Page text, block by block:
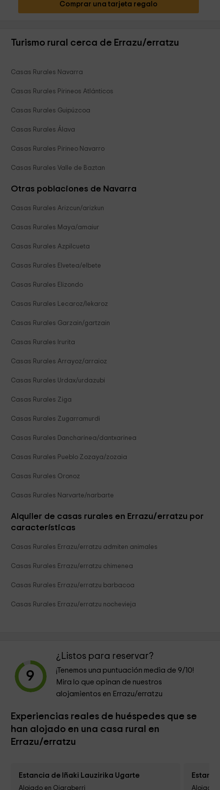
Comprar una tarjeta regalo
Turismo rural cerca de Errazu/erratzu
Casas Rurales Navarra
Casas Rurales Pirineos Atlánticos
Casas Rurales Guipúzcoa
Casas Rurales Álava
Casas Rurales Pirineo Navarro
Casas Rurales Valle de Baztan
Otras poblaciones de Navarra
Casas Rurales Arizcun/arizkun
Casas Rurales Maya/amaiur
Casas Rurales Azpilcueta
Casas Rurales Elvetea/elbete
Casas Rurales Elizondo
Casas Rurales Lecaroz/lekaroz
Casas Rurales Garzain/gartzain
Casas Rurales Irurita
Casas Rurales Arrayoz/arraioz
Casas Rurales Urdax/urdazubi
Casas Rurales Ziga
Casas Rurales Zugarramurdi
Casas Rurales Dancharinea/dantxarinea
Casas Rurales Pueblo Zozaya/zozaia
Casas Rurales Oronoz
Casas Rurales Narvarte/narbarte
Alquiler de casas rurales en Errazu/erratzu por
características
Casas Rurales Errazu/erratzu admiten animales
Casas Rurales Errazu/erratzu chimenea
Casas Rurales Errazu/erratzu barbacoa
Casas Rurales Errazu/erratzu nochevieja
9
¿Listos para reservar?
¡Tenemos una puntuación media de 9/10!
Mira lo que opinan de nuestros
alojamientos en Errazu/erratzu
Experiencias reales de huéspedes que se
han alojado en una casa rural en
Errazu/erratzu
Estancia de Iñaki Lauzirika Ugarte
Alojado en Oiaraberri Alojado